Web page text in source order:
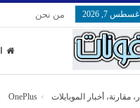
7, 2026 من نحن
أخبار الموبايلات OnePlus